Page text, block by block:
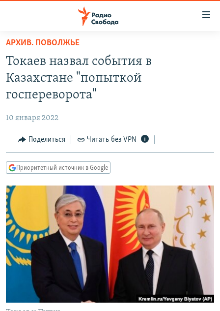
упрощенного
доступа
Вернуться
основному
Вернутся
Вернутся
поиску
АВТОРСКИЕ ПРОЕКТЫ
МНЕНИЯ
КУЛЬТУРА
КАВКАЗ.РЕАЛИИ
СЕВЕР.РЕАЛИИ
СИБИРЬ.РЕАЛИИ
РАСПИСАНИЕ ВЕЩАНИЯ
ПОДПИШИТЕСЬ НА РАССЫЛКУ
СОЦИАЛЬНЫЕ СЕТИ
АРХИВ. ПОВОЛЖЬЕ
Токаев назвал события в
Казахстане "попыткой
госпереворота"
10 января 2022
Поделиться Читать без VPN
Приоритетный источник в Google